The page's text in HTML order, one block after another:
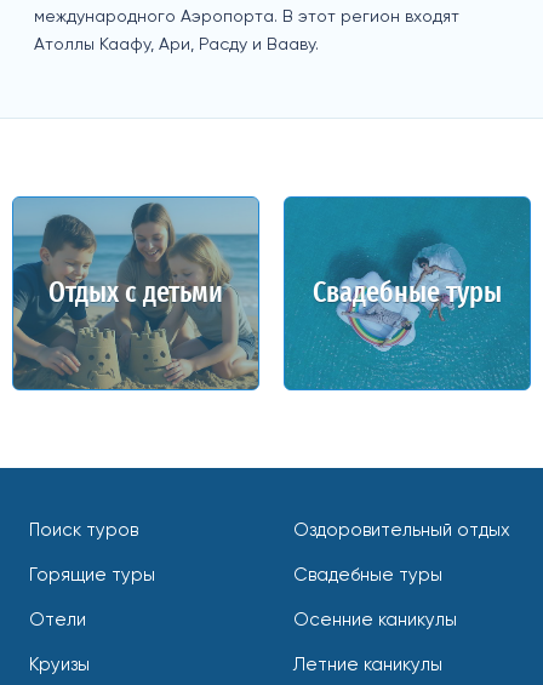
международного Аэропорта. В этот регион входят
Атоллы Каафу, Ари, Расду и Вааву.
Отдых с детьми Свадебные туры
Поиск туров
Горящие туры
Отели
Круизы
Оздоровительный отдых
Свадебные туры
Осенние каникулы
Летние каникулы